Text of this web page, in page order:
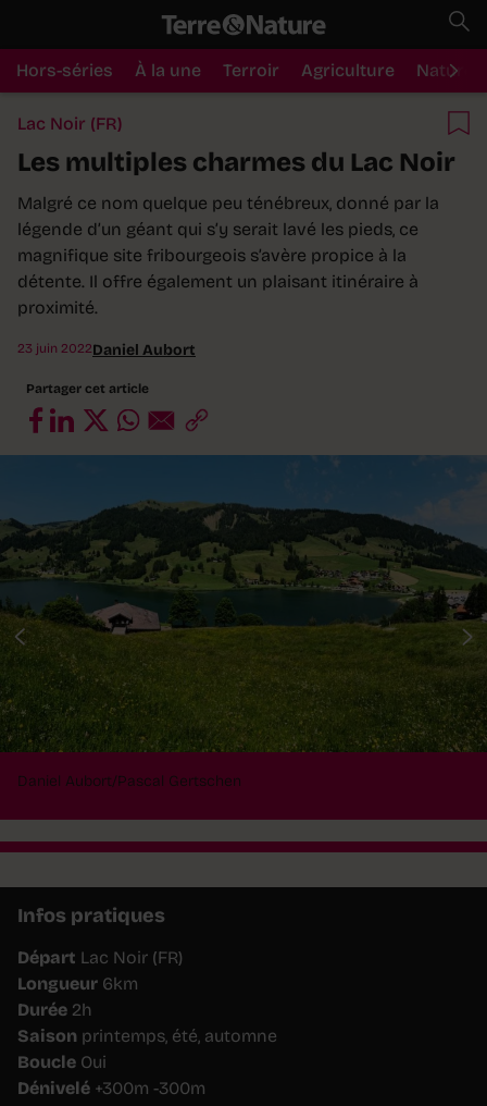
Hors-séries À la une Terroir Agriculture Nature
Lac Noir (FR)
Les multiples charmes du Lac Noir
Malgré ce nom quelque peu ténébreux, donné par la
légende d’un géant qui s’y serait lavé les pieds, ce
magnifique site fribourgeois s’avère propice à la
détente. Il offre également un plaisant itinéraire à
proximité.
23 juin 2022Daniel Aubort
Partager cet article
Daniel Aubort/Pascal Gertschen
Infos pratiques
Départ Lac Noir (FR)
Longueur 6km
Durée 2h
Saison printemps, été, automne
Boucle Oui
Dénivelé +300m -300m